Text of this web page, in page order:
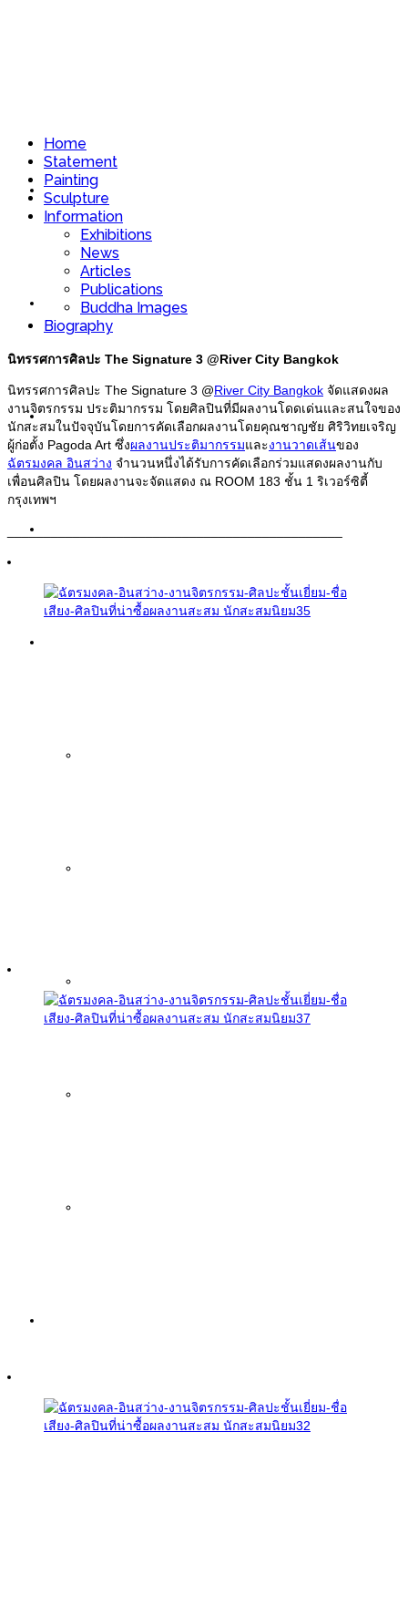
Home
Statement
Painting
Home
Statement
Painting
Sculpture
Information
Exhibitions
News
Articles
Publications
Buddha Images
Biography
นิทรรศการศิลปะ The Signature 3 @River City Bangkok
นิทรรศการศิลปะ The Signature 3 @River City Bangkok จัดแสดงผล
งานจิตรกรรม ประติมากรรม โดยศิลปินที่มีผลงานโดดเด่นและสนใจของ
นักสะสมในปัจจุบันโดยการคัดเลือกผลงานโดยคุณชาญชัย ศิริวิทยเจริญ
ผู้ก่อตั้ง Pagoda Art ซึ่งผลงานประติมากรรมและงานวาดเส้นของ
ฉัตรมงคล อินสว่าง จำนวนหนึ่งได้รับการคัดเลือกร่วมแสดงผลงานกับ
เพื่อนศิลปิน โดยผลงานจะจัดแสดง ณ ROOM 183 ชั้น 1 ริเวอร์ซิตี้
กรุงเทพฯ
______________________________________________